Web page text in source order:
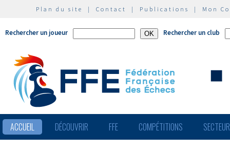
Plan du site | Contact | Publications | Mon
Rechercher un joueur Rechercher un club
ACCUEIL DÉCOUVRIR FFE COMPÉTITIONS